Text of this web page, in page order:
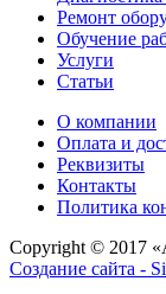
Ремонт
Обучение
Услуги
Статьи
О компании
Оплата и
Реквизиты
Контакты
Политика
Copyright © 2017
Создание сайта -